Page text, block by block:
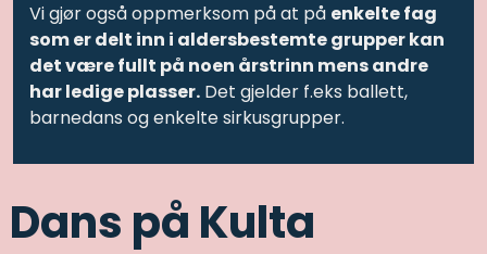
Vi gjør også oppmerksom på at på enkelte fag
som er delt inn i aldersbestemte grupper kan
det være fullt på noen årstrinn mens andre
har ledige plasser. Det gjelder f.eks ballett,
barnedans og enkelte sirkusgrupper.
Dans på Kulta